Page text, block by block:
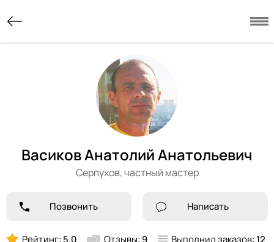
Васиков Анатолий Анатольевич
Серпухов,частный мастер
Позвонить Написать
Рейтинг: 5.0 Отзывы: 9 Выполнил заказов: 12